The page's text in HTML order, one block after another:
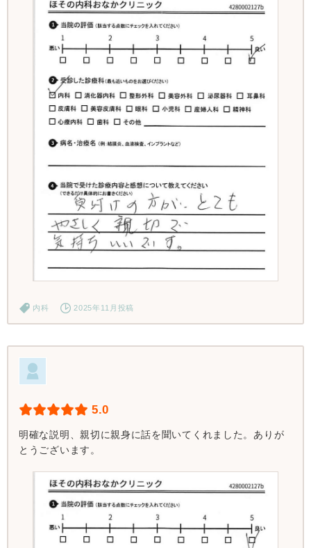
内科 2025年11月投稿
5.0
明確な説明、親切に親身に話を聞いてくれました。ありが
とうございます。